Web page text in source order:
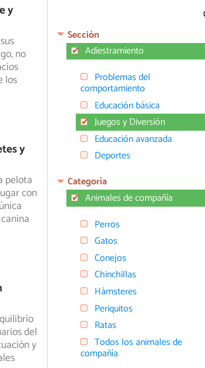
y
no
los
y
pelota
con
del
y
Sección
Adiestramiento
Problemas del
comportamiento
Educación básica
Juegos y Diversión
Educación avanzada
Deportes
Categoría
Animales de compañía
Perros
Gatos
Conejos
Chinchillas
Hámsteres
Periquitos
Ratas
Todos los animales de
compañía